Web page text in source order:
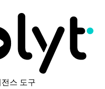
스 도구